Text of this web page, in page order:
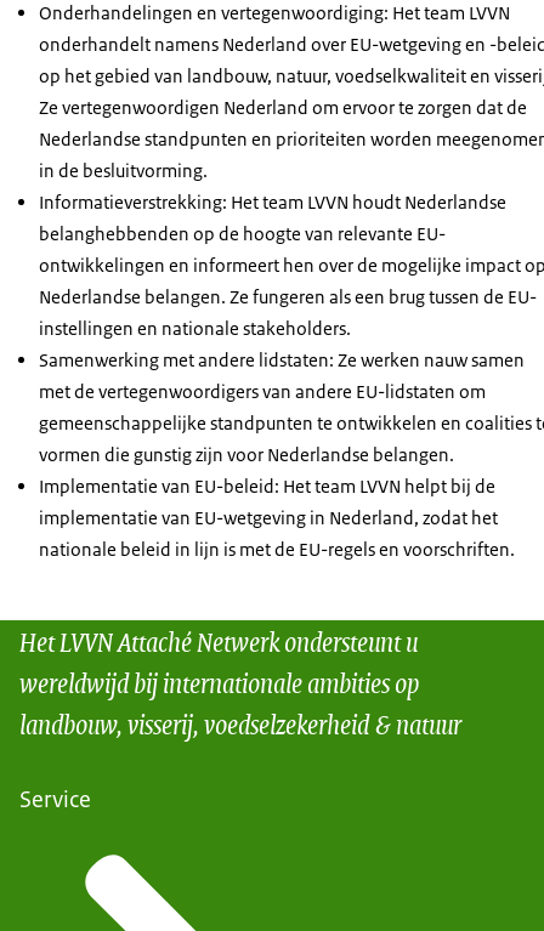
Onderhandelingen en vertegenwoordiging: Het team LVVN
onderhandelt namens Nederland over EU-wetgeving en -
op het gebied van landbouw, natuur, voedselkwaliteit en
Ze vertegenwoordigen Nederland om ervoor te zorgen dat de
Nederlandse standpunten en prioriteiten worden
in de besluitvorming.
Informatieverstrekking: Het team LVVN houdt Nederlandse
belanghebbenden op de hoogte van relevante EU-
ontwikkelingen en informeert hen over de mogelijke impact
Nederlandse belangen. Ze fungeren als een brug tussen de EU-
instellingen en nationale stakeholders.
Samenwerking met andere lidstaten: Ze werken nauw samen
met de vertegenwoordigers van andere EU-lidstaten om
gemeenschappelijke standpunten te ontwikkelen en coalities
vormen die gunstig zijn voor Nederlandse belangen.
Implementatie van EU-beleid: Het team LVVN helpt bij de
implementatie van EU-wetgeving in Nederland, zodat het
nationale beleid in lijn is met de EU-regels en voorschriften.
Het LVVN Attaché Netwerk ondersteunt u
wereldwijd bij internationale ambities op
landbouw, visserij, voedselzekerheid & natuur
Service